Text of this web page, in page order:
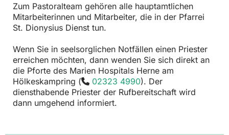
Zum Pastoralteam gehören alle hauptamtlichen
Mitarbeiterinnen und Mitarbeiter, die in der Pfarrei
St. Dionysius Dienst tun.
Wenn Sie in seelsorglichen Notfällen einen Priester
erreichen möchten, dann wenden Sie sich direkt an
die Pforte des Marien Hospitals Herne am
Hölkeskampring ( 02323 4990). Der
diensthabende Priester der Rufbereitschaft wird
dann umgehend informiert.